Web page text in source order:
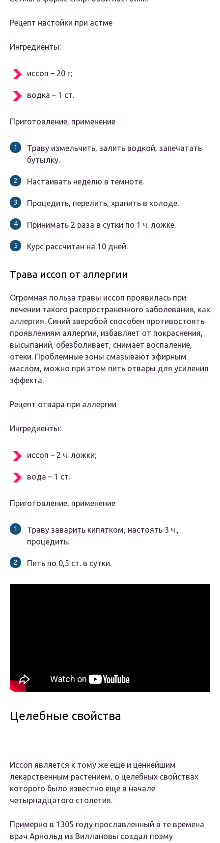
Рецепт настойки при астме
Ингредиенты:
иссоп – 20 г;
водка – 1 ст.
Приготовление, применение
Траву измельчить, залить водкой, запечатать
бутылку.
Настаивать неделю в темноте.
Процедить, перелить, хранить в холоде.
Принимать 2 раза в сутки по 1 ч. ложке.
Курс рассчитан на 10 дней.
Трава иссоп от аллергии
Огромная польза травы иссоп проявилась при
лечении такого распространенного заболевания, как
аллергия. Синий зверобой способен противостоять
проявлениям аллергии, избавляет от покраснения,
высыпаний, обезболивает, снимает воспаление,
отеки. Проблемные зоны смазывают эфирным
маслом, можно при этом пить отвары для усиления
эффекта.
Рецепт отвара при аллергии
Ингредиенты:
иссоп – 2 ч. ложки;
вода – 1 ст.
Приготовление, применение
Траву заварить кипятком, настоять 3 ч.,
процедить.
Пить по 0,5 ст. в сутки.
Целебные свойства
Иссоп является к тому же еще и ценнейшим
лекарственным растением, о целебных свойствах
которого было известно еще в начале
четырнадцатого столетия.
Примерно в 1305 году прославленный в те времена
врач Арнольд из Виллановы создал поэму